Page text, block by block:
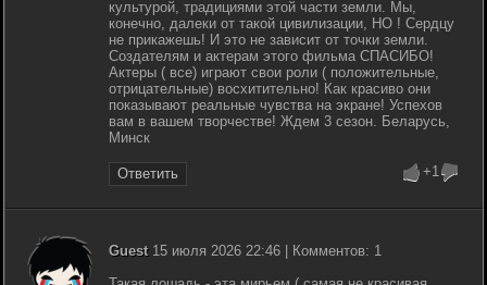
культурой, традициями этой части земли. Мы,
конечно, далеки от такой цивилизации, НО ! Сердцу
не прикажешь! И это не зависит от точки земли.
Создателям и актерам этого фильма СПАСИБО!
Актеры ( все) играют свои роли ( положительные,
отрицательные) восхитительно! Как красиво они
показывают реальные чувства на экране! Успехов
вам в вашем творчестве! Ждем 3 сезон. Беларусь,
Минск
Ответить +1
Guest15 июля 2026 22:46 | Комментов: 1